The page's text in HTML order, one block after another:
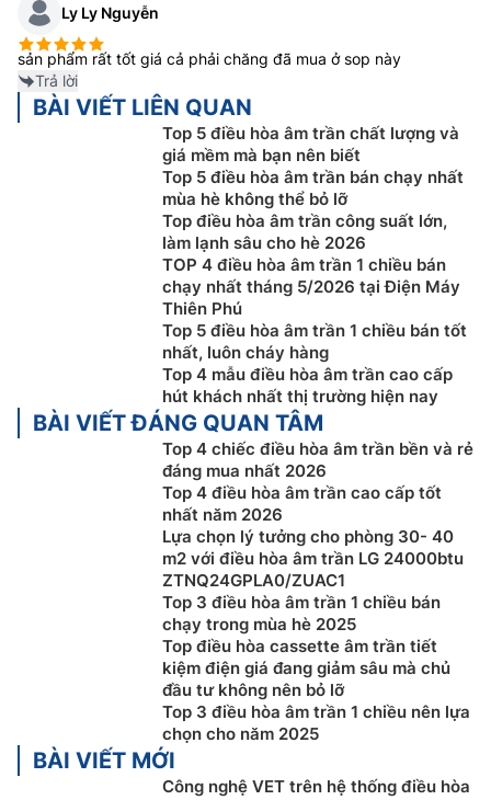
cho người sử dụng.
Điều khiển điều hòa từ xa qua wifi
điều hòa âm trần LG ZTNQ24GPLA0/ZUAC1còn
sở hữu tính năng công nghệ điều khiển qua wifi giúp
người dùng có thể dễ dàng điều khiển máy điều hòa
LG dù đang ở bất kỳ đâu trên thế giới chỉ cần điện
thoại kết nối wifi. Ngoài ra, người dùng còn có thể cài
đặt điều khiển mọi chế độ của máy (Bật / Tắt, điều
chỉnh nhiệt độ, tốc độ quạt, chế độ làm lạnh / Hút ẩm /
Ly Ly Nguyễn
sản phẩm rất tốt giá cả phải chăng đã mua ở sop này
Trả lời
BÀI VIẾT LIÊN QUAN
Top 5 điều hòa âm trần chất lượng và
giá mềm mà bạn nên biết
Top 5 điều hòa âm trần bán chạy nhất
mùa hè không thể bỏ lỡ
Top điều hòa âm trần công suất lớn,
làm lạnh sâu cho hè 2026
TOP 4 điều hòa âm trần 1 chiều bán
chạy nhất tháng 5/2026 tại Điện Máy
Thiên Phú
Top 5 điều hòa âm trần 1 chiều bán tốt
nhất, luôn cháy hàng
Top 4 mẫu điều hòa âm trần cao cấp
hút khách nhất thị trường hiện nay
BÀI VIẾT ĐÁNG QUAN TÂM
Top 4 chiếc điều hòa âm trần bền và rẻ
đáng mua nhất 2026
Top 4 điều hòa âm trần cao cấp tốt
nhất năm 2026
Lựa chọn lý tưởng cho phòng 30- 40
m2 với điều hòa âm trần LG 24000btu
ZTNQ24GPLA0/ZUAC1
Top 3 điều hòa âm trần 1 chiều bán
chạy trong mùa hè 2025
Top điều hòa cassette âm trần tiết
kiệm điện giá đang giảm sâu mà chủ
đầu tư không nên bỏ lỡ
Top 3 điều hòa âm trần 1 chiều nên lựa
chọn cho năm 2025
BÀI VIẾT MỚI
Công nghệ VET trên hệ thống điều hòa